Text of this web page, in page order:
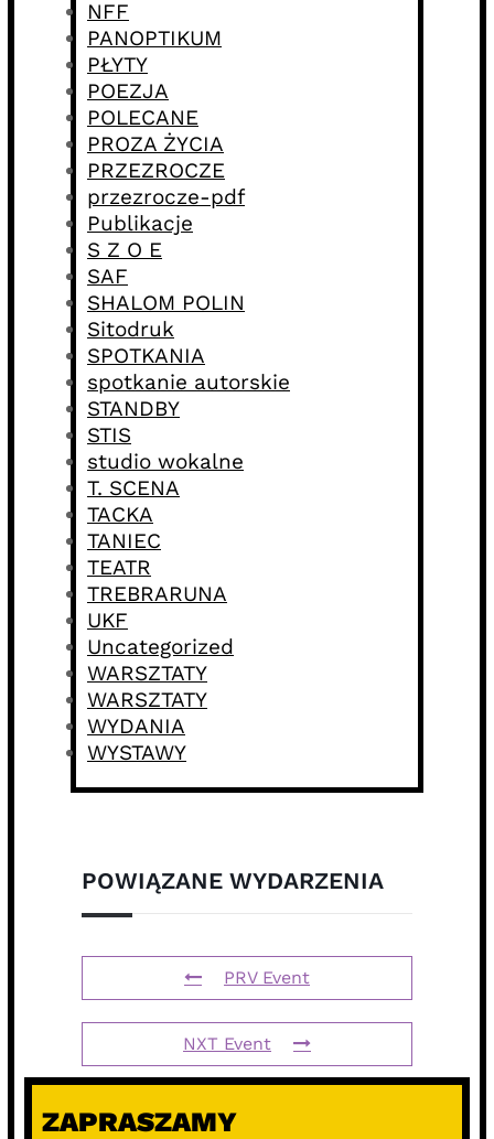
NFF
PANOPTIKUM
PŁYTY
POEZJA
POLECANE
PROZA ŻYCIA
PRZEZROCZE
przezrocze-pdf
Publikacje
S Z O E
SAF
SHALOM POLIN
Sitodruk
SPOTKANIA
spotkanie autorskie
STANDBY
STIS
studio wokalne
T. SCENA
TACKA
TANIEC
TEATR
TREBRARUNA
UKF
Uncategorized
WARSZTATY
WARSZTATY
WYDANIA
WYSTAWY
POWIĄZANE WYDARZENIA
PRV Event
NXT Event
ZAPRASZAMY